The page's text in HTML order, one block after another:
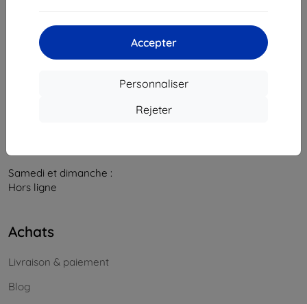
Accepter
Personnaliser
Rejeter
Contacts
Samedi et dimanche :
Hors ligne
Achats
Livraison & paiement
Blog